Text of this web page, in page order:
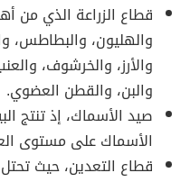
قطاع الزراعة الذي من
والهليون، والبطاطس،
والأرز، والخرشوف،
والبن، والقطن العضوي.
الأسماك على مستوى
قطاع التعدين، حيث